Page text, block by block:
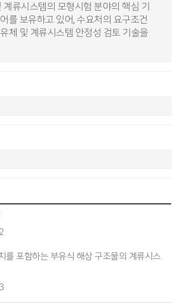
계류시스템의 모형시험 분야의 핵심 기
를 보유하고 있어, 수요처의 요구조건
체 및 계류시스템 안정성 검토 기술을
를 포함하는 부유식 해상 구조물의 계류시스